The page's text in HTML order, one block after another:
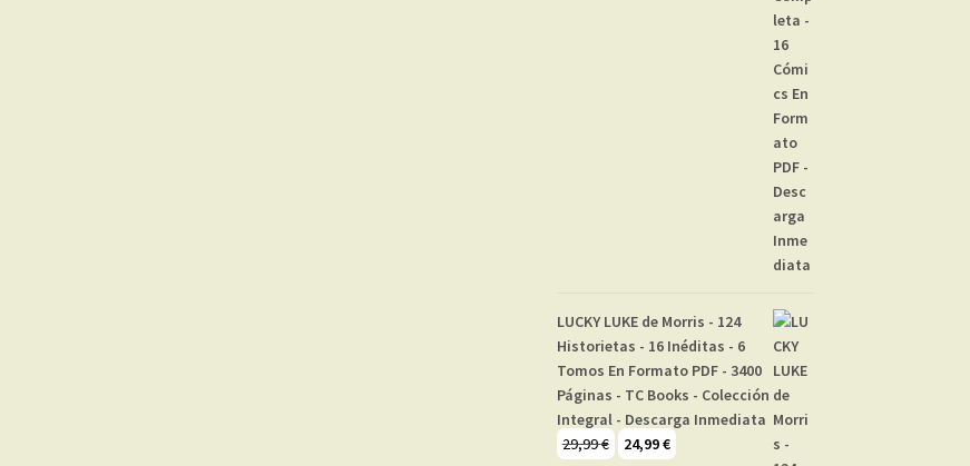
LUCKY LUKE de Morris - 124
Historietas - 16 Inéditas - 6
Tomos En Formato PDF - 3400
Páginas - TC Books - Colección
Integral - Descarga Inmediata
29,99€
El24,99€